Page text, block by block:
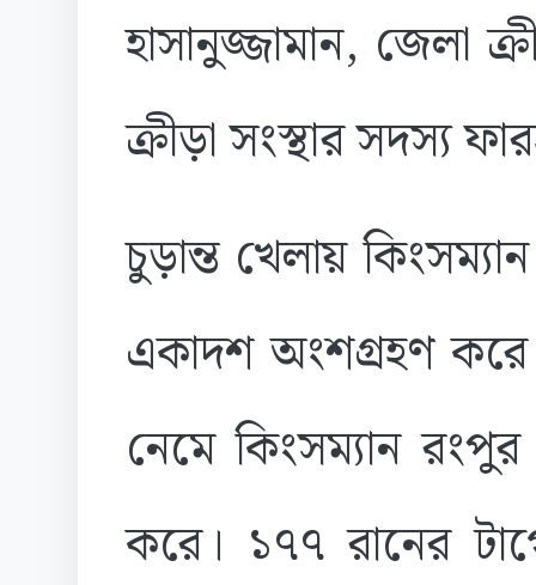
হাসানুজ্জামান, জেলা
ক্রীড়া সংস্থার সদস্য
চুড়ান্ত খেলায়
একাদশ অংশগ্রহণ
নেমে কিংসম্যান
করে। ১৭৭ রানের